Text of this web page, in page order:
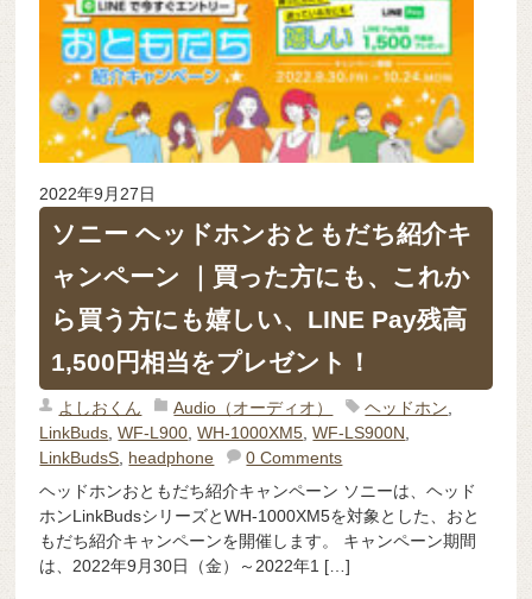
2022年9月27日
ソニー ヘッドホンおともだち紹介キ
ャンペーン ｜買った方にも、これか
ら買う方にも嬉しい、LINE Pay残高
1,500円相当をプレゼント！
よしおくん Audio（オーディオ） ヘッドホン
LinkBuds ,WF-L900 ,WH-1000XM5 ,WF-LS900N
LinkBudsS headphone
0 Comments
ヘッドホンおともだち紹介キャンペーン ソニーは、ヘッド
ホンLinkBudsシリーズとWH-1000XM5を対象とした、おと
もだち紹介キャンペーンを開催します。 キャンペーン期間
は、2022年9月30日（金）～2022年1 […]